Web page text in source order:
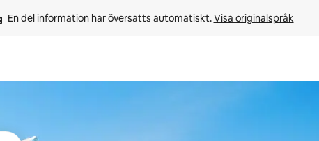
En del information har översatts automatiskt. Visa originalspråk